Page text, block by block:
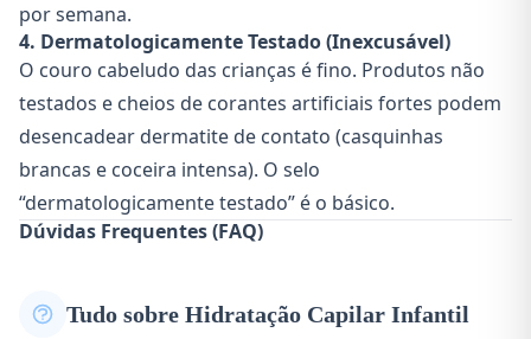
por semana.
4. Dermatologicamente Testado (Inexcusável)
O couro cabeludo das crianças é fino. Produtos não
testados e cheios de corantes artificiais fortes podem
desencadear dermatite de contato (casquinhas
brancas e coceira intensa). O selo
“dermatologicamente testado” é o básico.
Dúvidas Frequentes (FAQ)
Tudo sobre Hidratação Capilar Infantil